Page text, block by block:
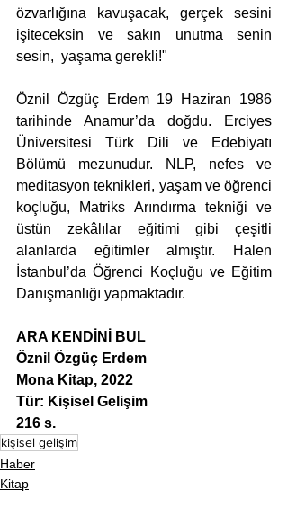
özvarlığına kavuşacak, gerçek sesini
işiteceksin ve sakın unutma senin
sesin,  yaşama gerekli!"
Öznil Özgüç Erdem 19 Haziran 1986
tarihinde Anamur’da doğdu. Erciyes
Üniversitesi Türk Dili ve Edebiyatı
Bölümü mezunudur. NLP, nefes ve
meditasyon teknikleri, yaşam ve öğrenci
koçluğu, Matriks Arındırma tekniği ve
üstün zekâlılar eğitimi gibi çeşitli
alanlarda eğitimler almıştır. Halen
İstanbul’da Öğrenci Koçluğu ve Eğitim
Danışmanlığı yapmaktadır.
ARA KENDİNİ BUL
Öznil Özgüç Erdem
Mona Kitap, 2022
Tür: Kişisel Gelişim
216 s.
kişisel gelişim
Haber
Kitap